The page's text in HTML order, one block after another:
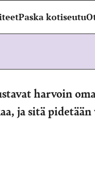
Paska kotiseutu
harvoin
ja sitä pidetään